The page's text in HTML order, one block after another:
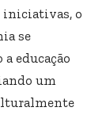
iniciativas, o
se
educação
um